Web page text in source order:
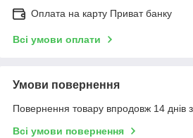
Оплата на карту Приват банку
Всі умови оплати
Умови повернення
Повернення товару впродовж 14 днів
Всі умови повернення